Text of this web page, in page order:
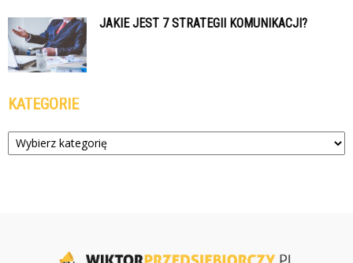
JAKIE JEST 7 STRATEGII KOMUNIKACJI?
KATEGORIE
Kategorie